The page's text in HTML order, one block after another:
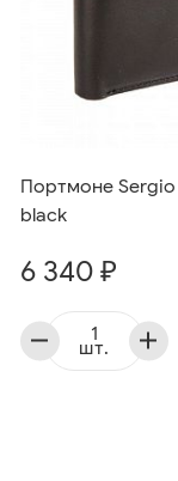
Портмоне
black
6 340 ₽
шт.